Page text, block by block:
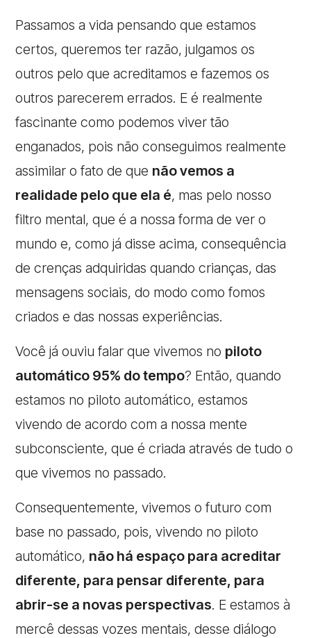
Passamos a vida pensando que estamos
certos, queremos ter razão, julgamos os
outros pelo que acreditamos e fazemos os
outros parecerem errados. E é realmente
fascinante como podemos viver tão
enganados, pois não conseguimos realmente
assimilar o fato de que não vemos a
realidade pelo que ela é, mas pelo nosso
filtro mental, que é a nossa forma de ver o
mundo e, como já disse acima, consequência
de crenças adquiridas quando crianças, das
mensagens sociais, do modo como fomos
criados e das nossas experiências.
Você já ouviu falar que vivemos no piloto
automático 95% do tempo? Então, quando
estamos no piloto automático, estamos
vivendo de acordo com a nossa mente
subconsciente, que é criada através de tudo o
que vivemos no passado.
Consequentemente, vivemos o futuro com
base no passado, pois, vivendo no piloto
automático, não há espaço para acreditar
diferente, para pensar diferente, para
abrir-se a novas perspectivas. E estamos à
mercê dessas vozes mentais, desse diálogo